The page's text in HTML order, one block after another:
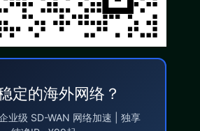
定的海外网络？
业级 SD-WAN 网络加速 | 独享